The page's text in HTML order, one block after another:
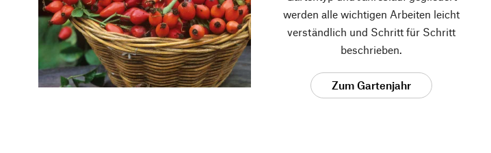
werden alle wichtigen Arbeiten leicht
verständlich und Schritt für Schritt
beschrieben.
Zum Gartenjahr